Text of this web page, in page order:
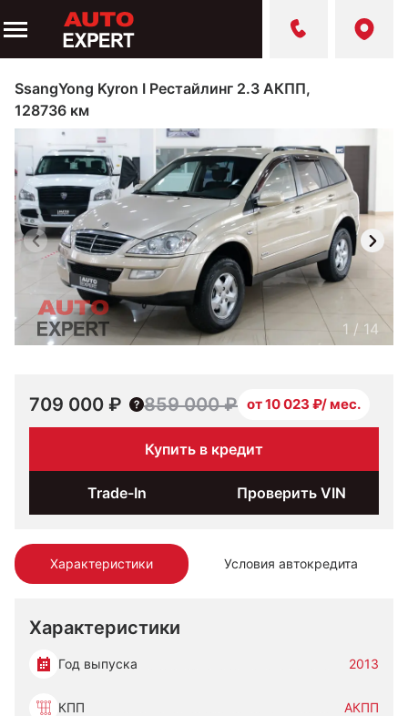
SsangYong Kyron I Рестайлинг 2.3 АКПП,
128736 км
Характеристики Условия автокредита
Характеристики
Год выпуска 2013
КПП АКПП
1 / 14
709 000 ₽ 859 000 ₽ от 10 023 ₽/ мес.
Купить в кредит
Trade-In Проверить VIN